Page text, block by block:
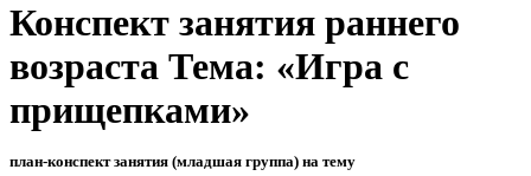
Конспект занятия раннего
возраста Тема: «Игра с
прищепками»
план-конспект занятия (младшая группа) на тему